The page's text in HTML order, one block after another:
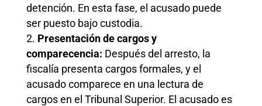
detención. En esta fase, el acusado puede
ser puesto bajo custodia.
Presentación de cargos y
comparecencia: Después del arresto, la
fiscalía presenta cargos formales, y el
acusado comparece en una lectura de
cargos en el Tribunal Superior. El acusado es